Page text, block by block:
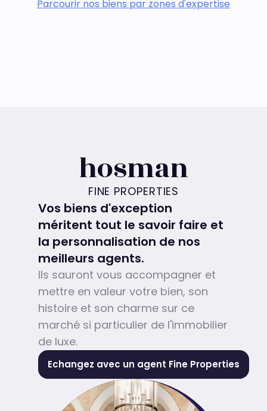
Parcourir nos biens par zones d'expertise
hosman
FINE PROPERTIES
Vos biens d'exception
méritent tout le savoir faire et
la personnalisation de nos
meilleurs agents.
Ils sauront vous accompagner et
mettre en valeur votre bien, son
histoire et son charme sur ce
marché si particulier de l'immobilier
de luxe.
Echangez avec un agent Fine Properties